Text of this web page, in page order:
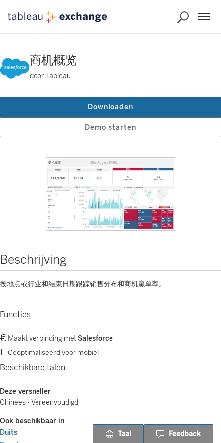
商机概览
door Tableau
Demo starten
Downloaden
Beschrijving
按地点或行业和结束日期跟踪销售分布和商机赢单率。
Functies
Maakt verbinding metSalesforce
Geoptimaliseerd voor mobiel
Beschikbare talen
Deze versneller
Chinees - Vereenvoudigd
Ook beschikbaar in
Duits
Taal Feedback